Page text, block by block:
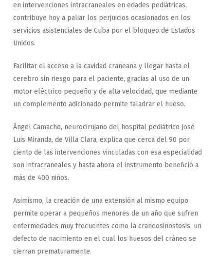
en intervenciones intracraneales en edades pediátricas,
contribuye hoy a paliar los perjuicios ocasionados en los
servicios asistenciales de Cuba por el bloqueo de Estados
Unidos.
Facilitar el acceso a la cavidad craneana y llegar hasta el
cerebro sin riesgo para el paciente, gracias al uso de un
motor eléctrico pequeño y de alta velocidad, que mediante
un complemento adicionado permite taladrar el hueso.
Ángel Camacho, neurocirujano del hospital pediátrico José
Luis Miranda, de Villa Clara, explica que cerca del 90 por
ciento de las intervenciones vinculadas con esa especialidad
son intracraneales y hasta ahora el instrumento benefició a
más de 400 niños.
Asimismo, la creación de una extensión al mismo equipo
permite operar a pequeños menores de un año que sufren
enfermedades muy frecuentes como la craneosinostosis, un
defecto de nacimiento en el cual los huesos del cráneo se
cierran prematuramente.